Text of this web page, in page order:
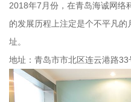
2018年7月份，在青岛海诚网络
的发展历程上注定是个不平凡
址。
地址：青岛市市北区连云港路33